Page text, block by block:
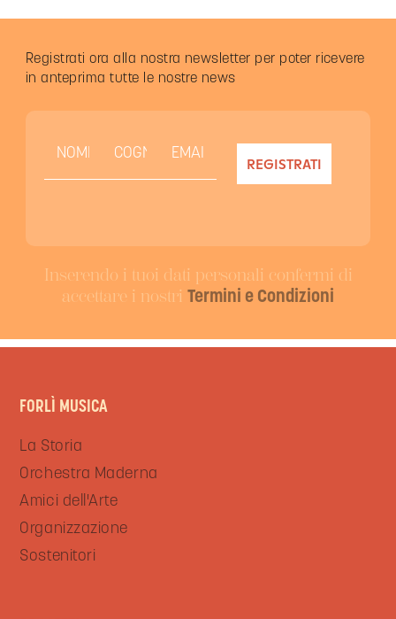
Registrati ora alla nostra newsletter per poter ricevere
in anteprima tutte le nostre news
Inserendo i tuoi dati personali confermi di
accettare i nostri Termini e Condizioni
FORLÌ MUSICA
La Storia
Orchestra Maderna
Amici dell'Arte
Organizzazione
Sostenitori